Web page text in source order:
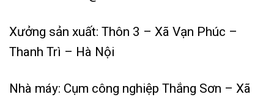
Xưởng sản xuất: Thôn 3 – Xã Vạn Phúc –
Thanh Trì – Hà Nội
Nhà máy: Cụm công nghiệp Thắng Sơn – Xã